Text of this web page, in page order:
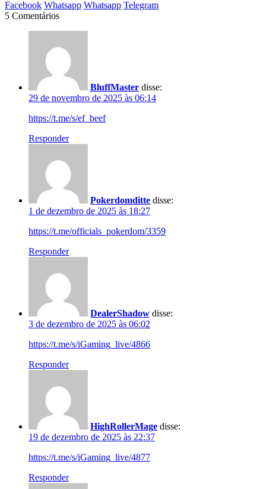
Facebook Whatsapp Whatsapp Telegram
5 Comentários
BluffMaster disse:
29 de novembro de 2025 às 06:14
https://t.me/s/ef_beef
Responder
Pokerdomditte disse:
1 de dezembro de 2025 às 18:27
https://t.me/officials_pokerdom/3359
Responder
DealerShadow disse:
3 de dezembro de 2025 às 06:02
https://t.me/s/iGaming_live/4866
Responder
HighRollerMage disse:
19 de dezembro de 2025 às 22:37
https://t.me/s/iGaming_live/4877
Responder